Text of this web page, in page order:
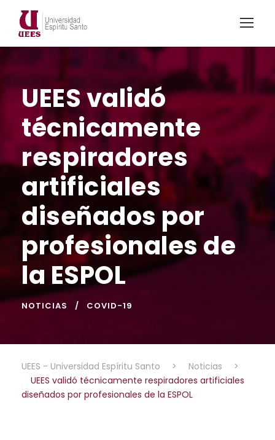
UEES validó
técnicamente
respiradores
artificiales
diseñados por
profesionales de
la ESPOL
NOTICIAS COVID-19
UEES - Universidad Espíritu Santo > Noticias
>
UEES validó técnicamente respiradores artificiales
diseñados por profesionales de la ESPOL